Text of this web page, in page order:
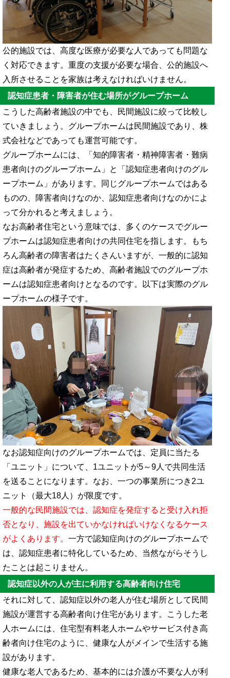
公的施設では、高度な医療が必要な人であっても問題な
く対応できます。重度の支援が必要な場合、公的施設へ
入所させることを家族は考えなければいけません。
認知症患者・障害者が住む場所がグループホーム
こうした高齢者施設の中でも、民間施設に絞って比較し
ていきましょう。グループホームは民間施設であり、株
式会社などであっても運営可能です。
グループホームには、「知的障害者・精神障害者・難病
患者向けのグループホーム」と「認知症患者向けのグル
ープホーム」があります。同じグループホームではある
ものの、障害者向けなのか、認知症患者向けなのかによ
って分かれると考えましょう。
なお高齢者住宅という意味では、多くのケースでグルー
プホームは認知症患者向けの共同住宅を指します。もち
ろん高齢者の障害者はたくさんいますが、一般的に認知
症は高齢者が発症するため、高齢者施設でのグループホ
ームは認知症患者向けとなるのです。以下は実際のグル
ープホームの様子です。
なお認知症向けのグループホームでは、定員に当たる
「ユニット」について、1ユニットが5～9人で共同生活
を送ることになります。なお、一つの事業所につき2ユ
ニット（最大18人）が限度です。
一般的な民間施設では、認知症を発症すると受け入れ拒
否となり、施設を出ていかなければいけなくなるケース
がよくあります。 一方で認知症向けのグループホームで
は、認知症患者に特化しているため、当然ながらそうし
たことは起こりません。
認知症以外の人が主に利用する高齢者向け住宅
それに対して、認知症以外の老人が住む場所として民間
施設が運営する高齢者向け住宅があります。こうした老
人ホームには、住宅型有料老人ホームやサービス付き高
齢者向け住宅のように、健康な人がメインで生活する施
設があります。
健康な老人であるため、基本的には介護が不要な人が利